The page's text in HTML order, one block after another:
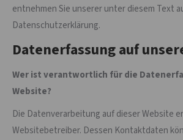
entnehmen Sie unserer unter diesem Text
Datenschutzerklärung.
Datenerfassung auf
Wer ist verantwortlich für die
Website?
Die Datenverarbeitung auf dieser Website
Websitebetreiber. Dessen Kontaktdaten